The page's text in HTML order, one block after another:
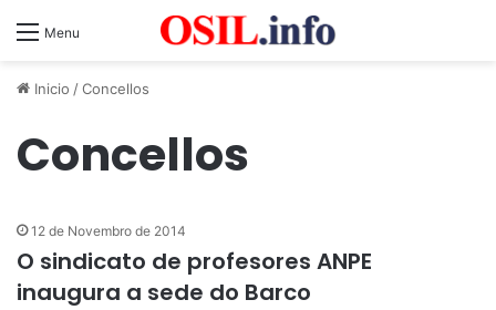
Menu
Inicio /Concellos
Concellos
12 de Novembro de 2014
O sindicato de profesores ANPE
inaugura a sede do Barco